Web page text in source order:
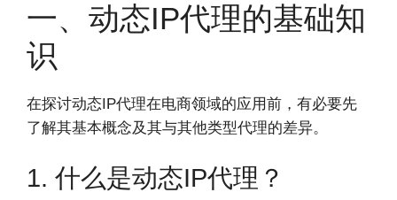
一、动态IP代理的基础知
识
在探讨动态IP代理在电商领域的应用前，有必要先
了解其基本概念及其与其他类型代理的差异。
1. 什么是动态IP代理？